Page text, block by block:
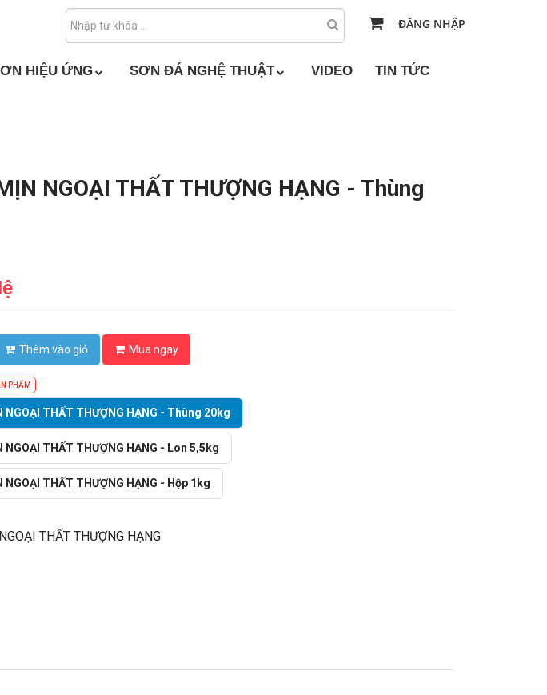
ĐĂNG NHẬP
HIỆU ỨNG SƠN ĐÁ NGHỆ THUẬT VIDEO TIN TỨC
NGOẠI THẤT THƯỢNG HẠNG - Thùng
Thêm vào giỏ Mua ngay
PHẨM
NGOẠI THẤT THƯỢNG HẠNG - Thùng 20kg
NGOẠI THẤT THƯỢNG HẠNG - Lon 5,5kg
NGOẠI THẤT THƯỢNG HẠNG - Hộp 1kg
THẤT THƯỢNG HẠNG